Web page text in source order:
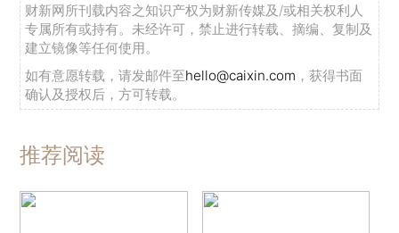
财新网所刊载内容之知识产权为财新传媒及/或相关权利人
专属所有或持有。未经许可，禁止进行转载、摘编、复制及
建立镜像等任何使用。
如有意愿转载，请发邮件至hello@caixin.com ，获得书面
确认及授权后，方可转载。
推荐阅读